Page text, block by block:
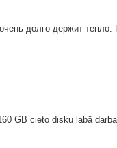
долго держит тепло.
GB cieto disku labā